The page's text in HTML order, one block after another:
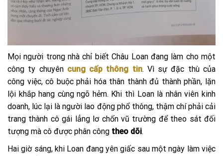
Mọi người trong nhà chỉ biết Châu Loan đang làm cho một
công ty chuyên cung cấp thông tin. Vì sự đặc thù của
công việc, cô buộc phải hóa thân thành đủ thành phần, lặn
lội khắp hang cùng ngõ hẻm. Khi thì Loan là nhân viên kinh
doanh, lúc lại là người lao động phổ thông, thậm chí phải cải
trang thành cô gái lẳng lơ chốn vũ trường để theo sát đối
tượng mà cô được phân công theo dõi.
Hai giờ sáng, khi Loan đang yên giấc sau một ngày làm việc